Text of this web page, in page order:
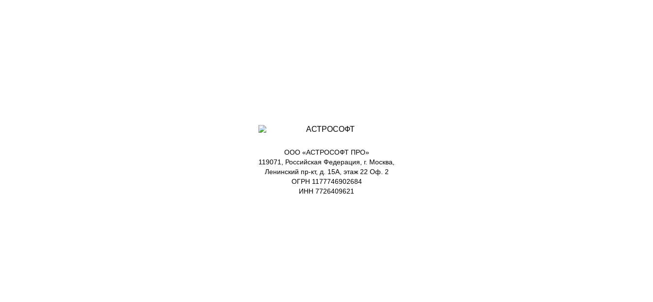
ООО «АСТРОСОФТ ПРО»
119071, Российская Федерация, г. Москва,
Ленинский пр-кт, д. 15А, этаж 22 Оф. 2
ОГРН 1177746902684
ИНН 7726409621